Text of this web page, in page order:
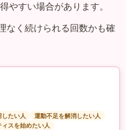
やすい場合があります。
なく続けられる回数かも確
したい人
運動不足を解消したい人
スを始めたい人